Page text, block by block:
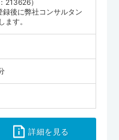
213626）
後に弊社コンサルタン
ます。
詳細を見る